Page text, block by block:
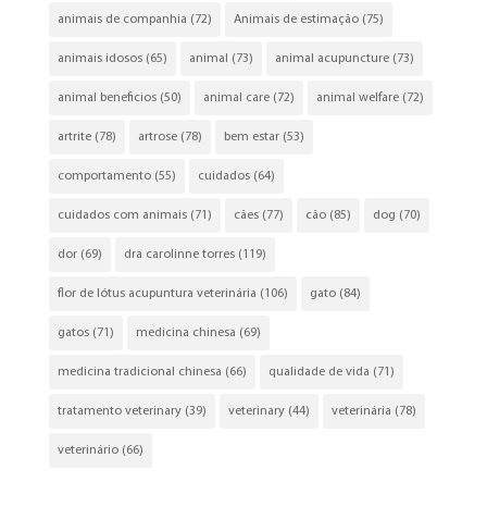
animais de companhia (72) Animais de estimação(75)
animais idosos(65) animal (73) animal acupuncture(73)
animal beneficios(50) animal care(72) animal welfare(72)
artrite(78) artrose(78) bem estar(53)
comportamento(55) cuidados(64)
cuidados com animais(71) cães(77) cão(85) dog (70)
dor(69) dra carolinne torres(119)
flor de lótus acupuntura veterinária (106) gato(84)
gatos(71) medicina chinesa (69)
medicina tradicional chinesa (66) qualidade de vida (71)
tratamento veterinary(39) veterinary(44) veterinária (78)
veterinário(66)